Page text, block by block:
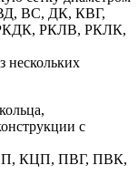
ВД, ВС, ДК, КВГ,
РКЛВ, РКЛК,
нескольких
с
ПП, КЦП, ПВГ, ПВК,